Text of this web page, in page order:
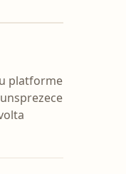
platforme